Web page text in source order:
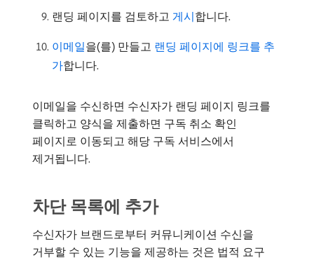
랜딩 페이지를 검토하고 게시합니다.
이메일을(를) 만들고 랜딩 페이지에 링크를 추
가합니다.
이메일을 수신하면 수신자가 랜딩 페이지 링크를
클릭하고 양식을 제출하면 구독 취소 확인
페이지로 이동되고 해당 구독 서비스에서
제거됩니다.
차단 목록에 추가
수신자가 브랜드로부터 커뮤니케이션 수신을
거부할 수 있는 기능을 제공하는 것은 법적 요구